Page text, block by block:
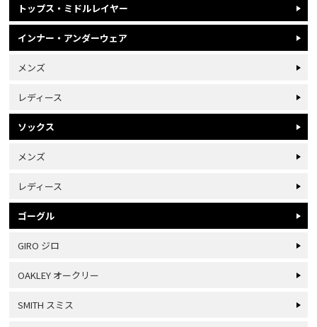
トップス・ミドルレイヤー
インナー・アンダーウェア
メンズ
レディース
ソックス
メンズ
レディース
ゴーグル
GIRO ジロ
OAKLEY オークリー
SMITH スミス